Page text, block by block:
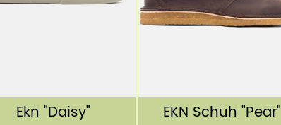
Ekn "Daisy" EKN Schuh "Pear"